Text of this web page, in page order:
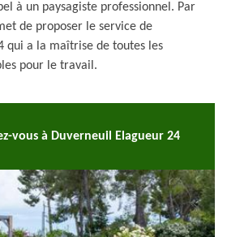
à un paysagiste professionnel. Par
de proposer le service de
qui a la maîtrise de toutes les
pour le travail.
vous à Duverneuil Elagueur 24